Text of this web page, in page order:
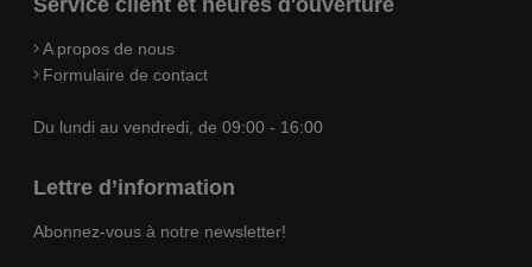
Service client et heures d'ouverture
A propos de nous
Formulaire de contact
Du lundi au vendredi, de 09:00 - 16:00
Lettre d’information
Abonnez-vous à notre newsletter!